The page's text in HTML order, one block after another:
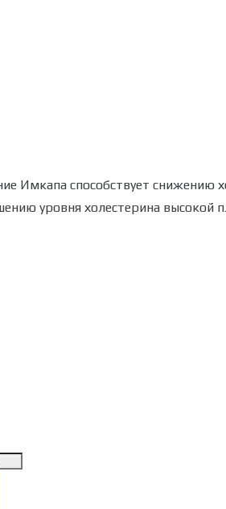
Имкапа способствует снижению
уровня холестерина высокой